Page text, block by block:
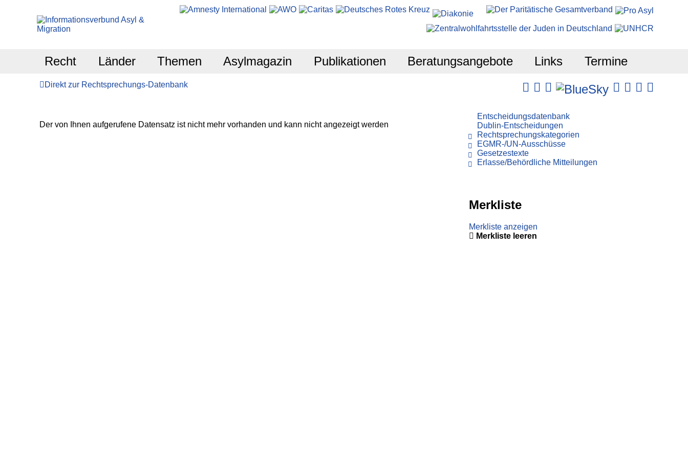
Recht Länder Themen Asylmagazin Publikationen Beratungsangebote Links Termine
Direkt zur Rechtsprechungs-Datenbank
Der von Ihnen aufgerufene Datensatz ist nicht mehr vorhanden und kann nicht angezeigt werden
Entscheidungsdatenbank
Dublin-Entscheidungen
Rechtsprechungskategorien
EGMR-/UN-Ausschüsse
Gesetzestexte
Erlasse/Behördliche Mitteilungen
Merkliste
Merkliste anzeigen
Merkliste leeren